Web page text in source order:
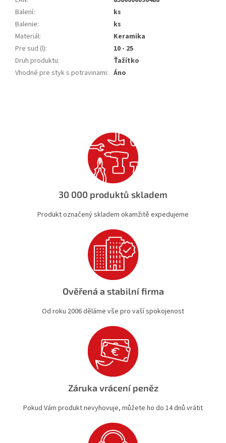
Balení:
ks
Balenie:
ks
Materiál:
Keramika
Pre sud (l):
10 - 25
Druh produktu:
Ťažítko
Vhodné pre styk s potravinami: Áno
30 000 produktů skladem
Produkt označený skladem okamžitě expedujeme
Ověřená a stabilní firma
Od roku 2006 děláme vše pro vaší spokojenost
Záruka vrácení peněz
Pokud Vám produkt nevyhovuje, můžete ho do 14 dnů vrátit